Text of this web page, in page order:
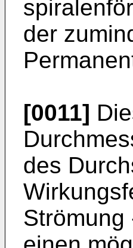
der
[0011]
des